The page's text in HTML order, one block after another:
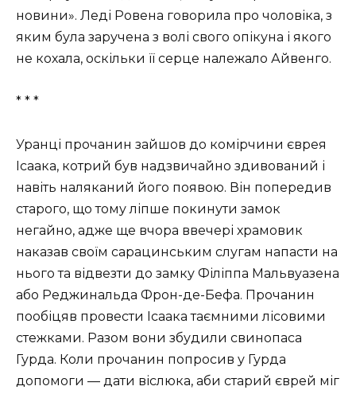
новини». Леді Ровена говорила про чоловіка, з
яким була заручена з волі свого опікуна і якого
не кохала, оскільки її серце належало Айвенго.
* * *
Уранці прочанин зайшов до комірчини єврея
Ісаака, котрий був надзвичайно здивований і
навіть наляканий його появою. Він попередив
старого, що тому ліпше покинути замок
негайно, адже ще вчора ввечері храмовик
наказав своїм сарацинським слугам напасти на
нього та відвезти до замку Філіппа Мальвуазена
або Реджинальда Фрон-де-Бефа. Прочанин
пообіцяв провести Ісаака таємними лісовими
стежками. Разом вони збудили свинопаса
Гурда. Коли прочанин попросив у Гурда
допомоги — дати віслюка, аби старий єврей міг